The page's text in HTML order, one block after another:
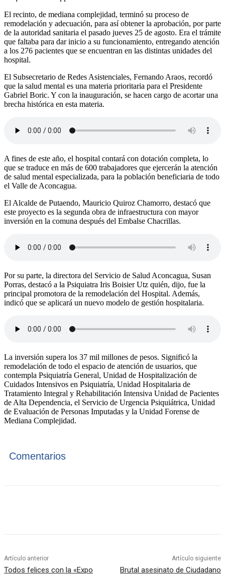
El recinto, de mediana complejidad, terminó su proceso de
remodelación y adecuación, para así obtener la aprobación, por parte
de la autoridad sanitaria el pasado jueves 25 de agosto. Era el trámite
que faltaba para dar inicio a su funcionamiento, entregando atención
a los 276 pacientes que se encuentran en las distintas unidades del
hospital.
El Subsecretario de Redes Asistenciales, Fernando Araos, recordó
que la salud mental es una materia prioritaria para el Presidente
Gabriel Boric. Y con la inauguración, se hacen cargo de acortar una
brecha histórica en esta materia.
A fines de este año, el hospital contará con dotación completa, lo
que se traduce en más de 600 trabajadores que ejercerán la atención
de salud mental especializada, para la población beneficiaria de todo
el Valle de Aconcagua.
El Alcalde de Putaendo, Mauricio Quiroz Chamorro, destacó que
este proyecto es la segunda obra de infraestructura con mayor
inversión en la comuna después del Embalse Chacrillas.
Por su parte, la directora del Servicio de Salud Aconcagua, Susan
Porras, destacó a la Psiquiatra Iris Boisier Utz quién, dijo, fue la
principal promotora de la remodelación del Hospital. Además,
indicó que se aplicará un nuevo modelo de gestión hospitalaria.
La inversión supera los 37 mil millones de pesos. Significó la
remodelación de todo el espacio de atención de usuarios, que
contempla Psiquiatría General, Unidad de Hospitalización de
Cuidados Intensivos en Psiquiatría, Unidad Hospitalaria de
Tratamiento Integral y Rehabilitación Intensiva Unidad de Pacientes
de Alta Dependencia, el Servicio de Urgencia Psiquiátrica, Unidad
de Evaluación de Personas Imputadas y la Unidad Forense de
Mediana Complejidad.
Comentarios
Artículo anterior
Todos felices con la «Expo
Artículo siguiente
Brutal asesinato de Ciudadano